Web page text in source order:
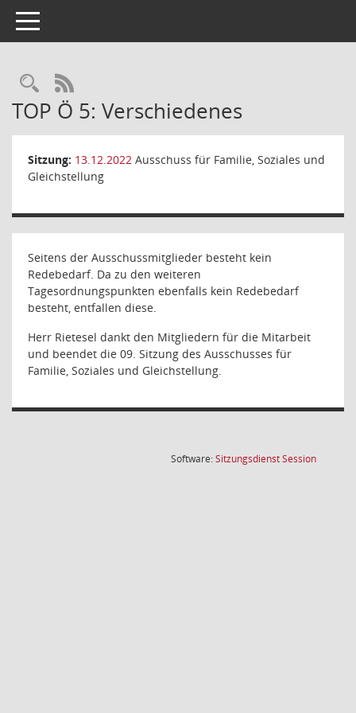
Toggle navigation
Rechercheauswahl
RSS-Feed
TOP Ö 5: Verschiedenes
Sitzung: 13.12.2022 Ausschuss für Familie, Soziales und
Gleichstellung
Seitens der Ausschussmitglieder besteht kein
Redebedarf. Da zu den weiteren
Tagesordnungspunkten ebenfalls kein Redebedarf
besteht, entfallen diese.
Herr Rietesel dankt den Mitgliedern für die Mitarbeit
und beendet die 09. Sitzung des Ausschusses für
Familie, Soziales und Gleichstellung.
Software:SitzungsdienstSession(Wird in